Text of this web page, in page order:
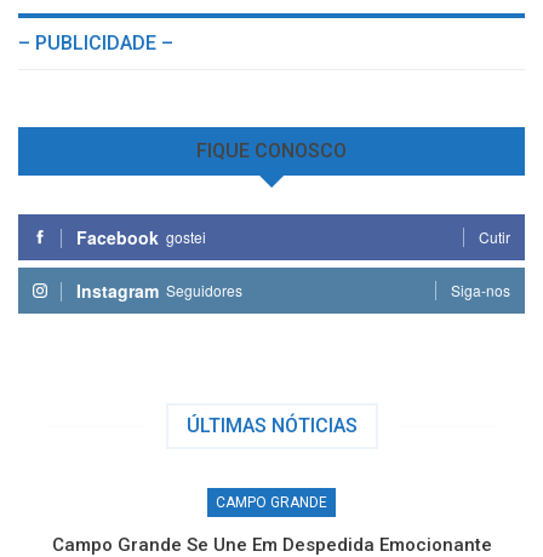
– PUBLICIDADE –
FIQUE CONOSCO
Facebook gostei Cutir
Instagram Seguidores Siga-nos
ÚLTIMAS NÓTICIAS
CAMPO GRANDE
Campo Grande Se Une Em Despedida Emocionante